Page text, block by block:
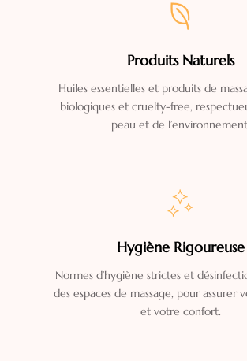
Produits Naturels
Huiles essentielles et produits de
biologiques et cruelty-free,
peau et de
Hygiène Rigoureuse
Normes d’hygiène strictes et
des espaces de massage, pour assurer
et votre confort.